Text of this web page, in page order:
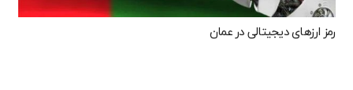
رمز ارزهای دیجیتالی در عمان